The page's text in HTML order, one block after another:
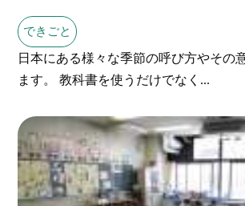
できごと
日本にある様々な季節の呼び方やその
ます。 教科書を使うだけでなく...